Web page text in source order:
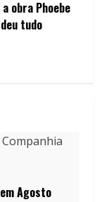
obra Phoebe
tudo
Agosto